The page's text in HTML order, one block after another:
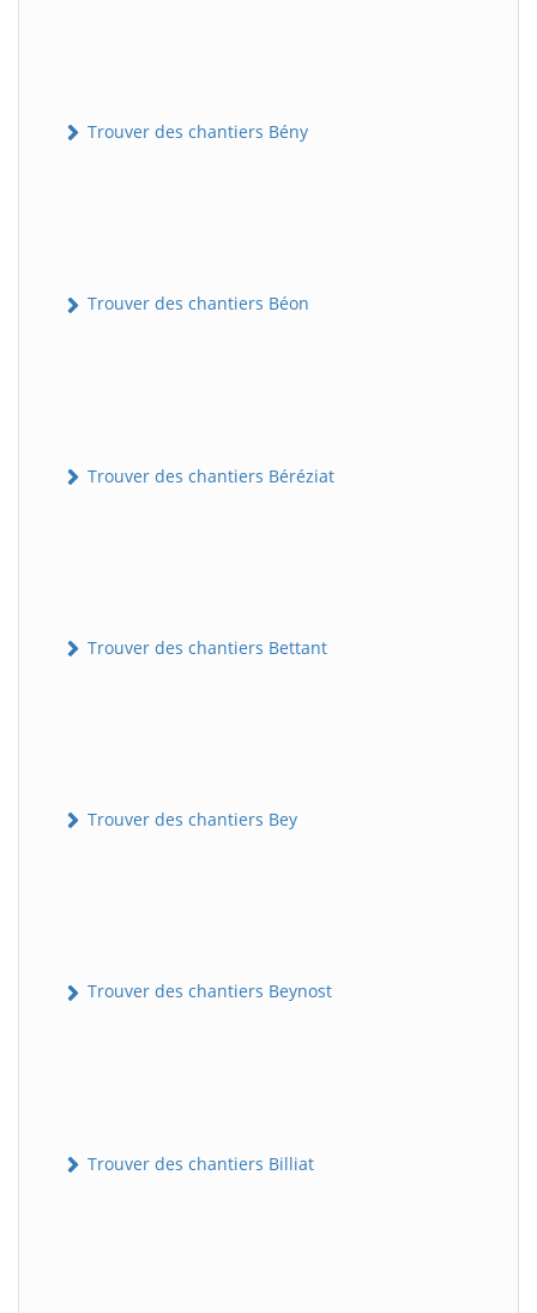
Trouver des chantiers Bény
Trouver des chantiers Béon
Trouver des chantiers Béréziat
Trouver des chantiers Bettant
Trouver des chantiers Bey
Trouver des chantiers Beynost
Trouver des chantiers Billiat